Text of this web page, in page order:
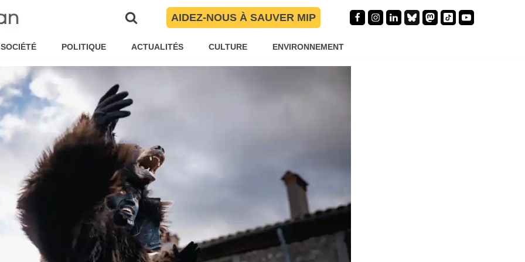
AIDEZ-NOUS À SAUVER MIP
SOCIÉTÉ POLITIQUE ACTUALITÉS CULTURE ENVIRONNEMENT
le Vallespir
Lisa Mohr Culture